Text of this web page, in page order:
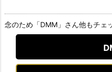
念のため「DMM」さん他もチェ